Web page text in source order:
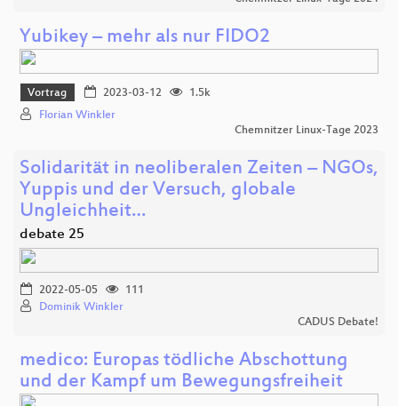
Yubikey – mehr als nur FIDO2
Vortrag 2023-03-12
1.5k
Florian Winkler
Chemnitzer Linux-Tage 2023
Solidarität in neoliberalen Zeiten – NGOs,
Yuppis und der Versuch, globale
Ungleichheit…
debate 25
2022-05-05
111
Dominik Winkler
CADUS Debate!
medico: Europas tödliche Abschottung
und der Kampf um Bewegungsfreiheit